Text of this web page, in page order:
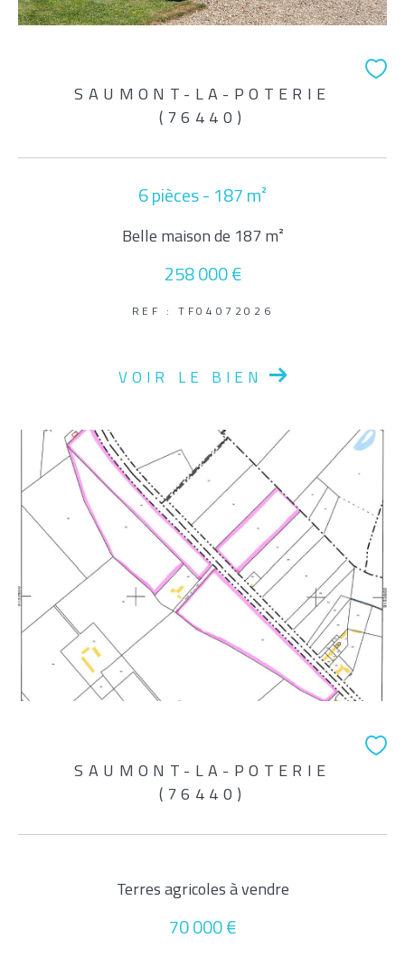
SAUMONT-LA-POTERIE
(76440)
6 pièces - 187 m²
Belle maison de 187 m²
258 000 €
REF : TF04072026
VOIR LE BIEN
SAUMONT-LA-POTERIE
(76440)
Terres agricoles à vendre
70 000 €
FILTRER PAR